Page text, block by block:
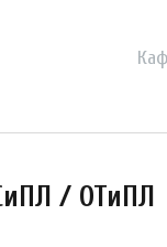
/ ОТиПЛ